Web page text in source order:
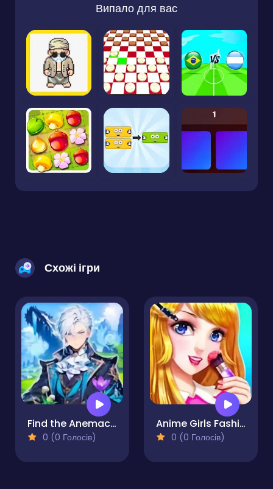
Випало для вас
Схожі ігри
Find the Anemacilus
0 (0 Голосів)
Anime Girls Fashion Makeup
0 (0 Голосів)